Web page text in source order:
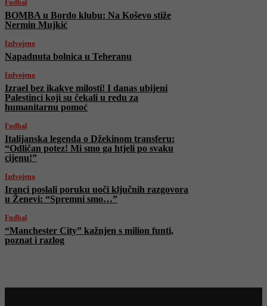
Fudbal
BOMBA u Bordo klubu: Na Koševo stiže
Nermin Mujkić
Izdvojeno
Napadnuta bolnica u Teheranu
Izdvojeno
Izrael bez ikakve milosti! I danas ubijeni
Palestinci koji su čekali u redu za
humanitarnu pomoć
Fudbal
Italijanska legenda o Džekinom transferu:
“Odličan potez! Mi smo ga htjeli po svaku
cijenu!”
Izdvojeno
Iranci poslali poruku uoči ključnih razgovora
u Ženevi: “Spremni smo…”
Fudbal
“Manchester City” kažnjen s milion funti,
poznat i razlog